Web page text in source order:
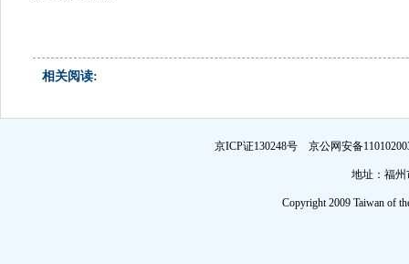
相关阅读:
京ICP证130248号 京公网安备
地址：福州
Copyright 2009 Taiwan of